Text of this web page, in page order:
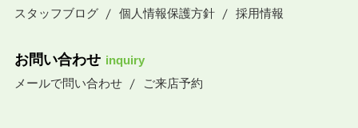
スタッフブログ
個人情報保護方針 採用情報
お問い合わせ inquiry
メールで問い合わせ
ご来店予約